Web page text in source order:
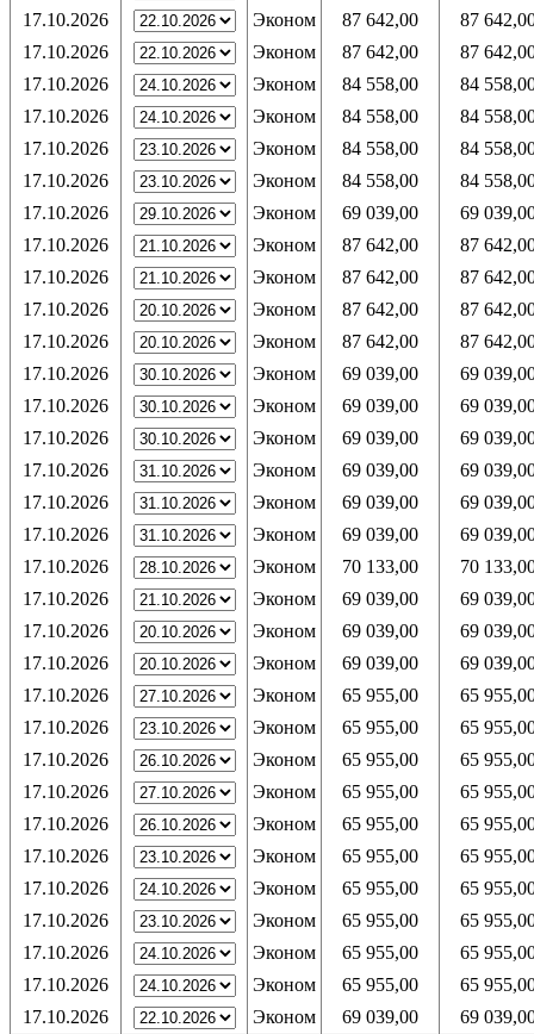
17.10.2026
Эконом 87 642,00
87
17.10.2026
Эконом 87 642,00
87
17.10.2026
Эконом 84 558,00
84
17.10.2026
Эконом 84 558,00
84
17.10.2026
Эконом 84 558,00
84
17.10.2026
Эконом 84 558,00
84
17.10.2026
Эконом 69 039,00
69
17.10.2026
Эконом 87 642,00
87
17.10.2026
Эконом 87 642,00
87
17.10.2026
Эконом 87 642,00
87
17.10.2026
Эконом 87 642,00
87
17.10.2026
Эконом 69 039,00
69
17.10.2026
Эконом 69 039,00
69
17.10.2026
Эконом 69 039,00
69
17.10.2026
Эконом 69 039,00
69
17.10.2026
Эконом 69 039,00
69
17.10.2026
Эконом 69 039,00
69
17.10.2026
Эконом 70 133,00
70
17.10.2026
Эконом 69 039,00
69
17.10.2026
Эконом 69 039,00
69
17.10.2026
Эконом 69 039,00
69
17.10.2026
Эконом 65 955,00
65
17.10.2026
Эконом 65 955,00
65
17.10.2026
Эконом 65 955,00
65
17.10.2026
Эконом 65 955,00
65
17.10.2026
Эконом 65 955,00
65
17.10.2026
Эконом 65 955,00
65
17.10.2026
Эконом 65 955,00
65
17.10.2026
Эконом 65 955,00
65
17.10.2026
Эконом 65 955,00
65
17.10.2026
Эконом 65 955,00
65
17.10.2026
Эконом 69 039,00 69